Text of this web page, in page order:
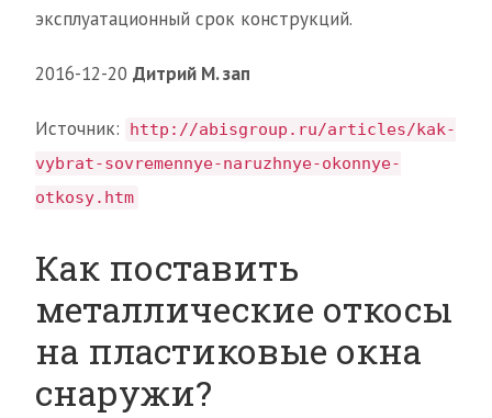
эксплуатационный срок конструкций.
2016-12-20 Дитрий М. зап
Источник:
http://abisgroup.ru/articles/kak-
vybrat-sovremennye-naruzhnye-okonnye-
otkosy.htm
Как поставить
металлические откосы
на пластиковые окна
снаружи?